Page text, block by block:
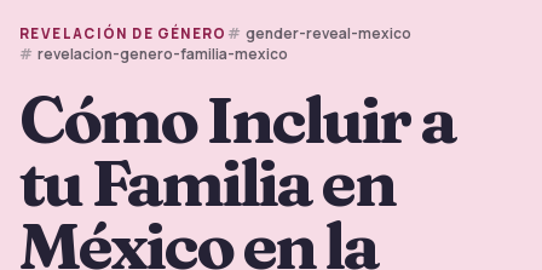
Blog
Juegos, imprimibles e ideas prácticas gratis
Kit imprimible gratis
REVELACIÓN DE GÉNERO
gender-reveal-mexico
revelacion-genero-familia-mexico
Cómo Incluir a
tu Familia en
México en la